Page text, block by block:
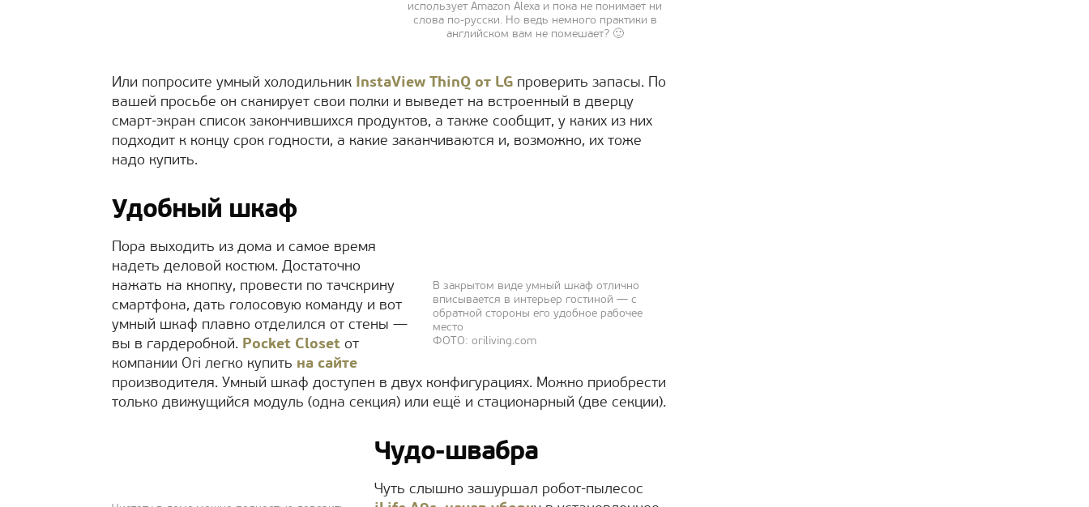
использует Amazon Alexa и пока не понимает ни
слова по-русски. Но ведь немного практики в
английском вам не помешает? 🙂
Или попросите умный холодильник InstaView ThinQ от LG проверить запасы. По
вашей просьбе он сканирует свои полки и выведет на встроенный в дверцу
смарт-экран список закончившихся продуктов, а также сообщит, у каких из них
подходит к концу срок годности, а какие заканчиваются и, возможно, их тоже
надо купить.
В закрытом виде умный шкаф отлично
вписывается в интерьер гостиной ― с
обратной стороны его удобное рабочее
место
ФОТО: oriliving.com
Удобный шкаф
Пора выходить из дома и самое время
надеть деловой костюм. Достаточно
нажать на кнопку, провести по тачскрину
смартфона, дать голосовую команду и вот
умный шкаф плавно отделился от стены ―
вы в гардеробной. Pocket Closet от
компании Ori легко купить на сайте
производителя. Умный шкаф доступен в двух конфигурациях. Можно приобрести
только движущийся модуль (одна секция) или ещё и стационарный (две секции).
Чудо-швабра
Чуть слышно зашуршал робот-пылесос